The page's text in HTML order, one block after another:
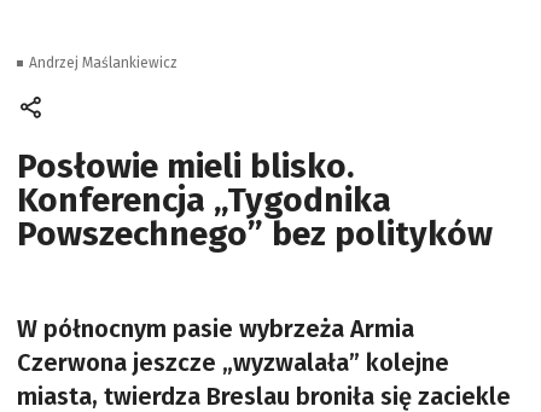
Posłowie mieli blisko.
Konferencja „Tygodnika
Powszechnego” bez polityków
W północnym pasie wybrzeża Armia
Czerwona jeszcze „wyzwalała” kolejne
miasta, twierdza Breslau broniła się zaciekle
Andrzej Maślankiewicz